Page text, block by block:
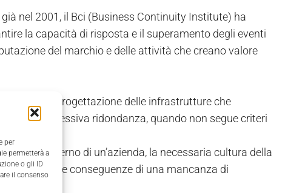
per
permetterà a
o gli ID
il consenso
nel 2001, il Bci (Business Continuity Institute) ha
la capacità di risposta e il superamento degli eventi
del marchio e delle attività che creano valore
già nella progettazione delle infrastrutture che
che un’eccessiva ridondanza, quando non segue criteri
all’interno di un’azienda, la necessaria cultura della
essere le conseguenze di una mancanza di